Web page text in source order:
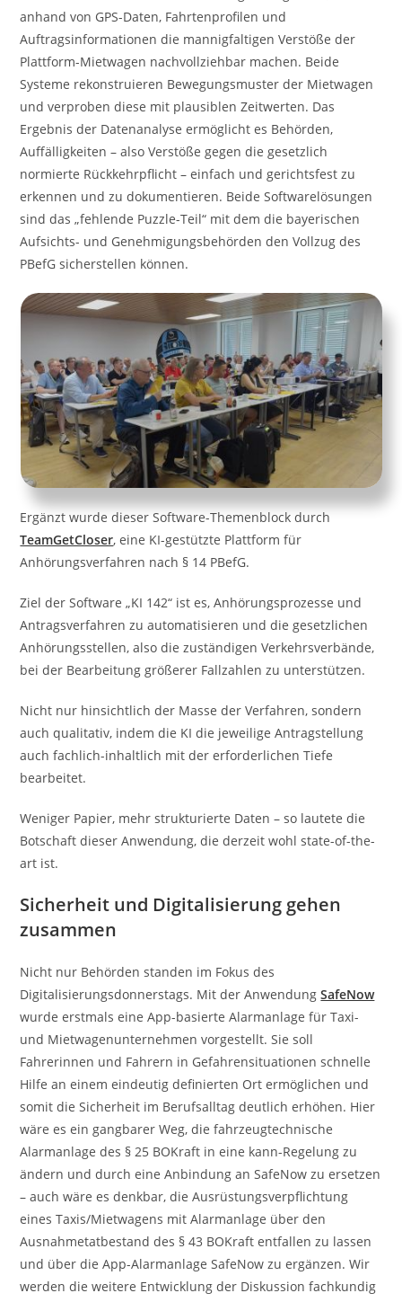
anhand von GPS-Daten, Fahrtenprofilen und
Auftragsinformationen die mannigfaltigen Verstöße der
Plattform-Mietwagen nachvollziehbar machen. Beide
Systeme rekonstruieren Bewegungsmuster der Mietwagen
und verproben diese mit plausiblen Zeitwerten. Das
Ergebnis der Datenanalyse ermöglicht es Behörden,
Auffälligkeiten – also Verstöße gegen die gesetzlich
normierte Rückkehrpflicht – einfach und gerichtsfest zu
erkennen und zu dokumentieren. Beide Softwarelösungen
sind das „fehlende Puzzle-Teil“ mit dem die bayerischen
Aufsichts- und Genehmigungsbehörden den Vollzug des
PBefG sicherstellen können.
Ergänzt wurde dieser Software-Themenblock durch
TeamGetCloser, eine KI-gestützte Plattform für
Anhörungsverfahren nach § 14 PBefG.
Ziel der Software „KI 142“ ist es, Anhörungsprozesse und
Antragsverfahren zu automatisieren und die gesetzlichen
Anhörungsstellen, also die zuständigen Verkehrsverbände,
bei der Bearbeitung größerer Fallzahlen zu unterstützen.
Nicht nur hinsichtlich der Masse der Verfahren, sondern
auch qualitativ, indem die KI die jeweilige Antragstellung
auch fachlich-inhaltlich mit der erforderlichen Tiefe
bearbeitet.
Weniger Papier, mehr strukturierte Daten – so lautete die
Botschaft dieser Anwendung, die derzeit wohl state-of-the-
art ist.
Sicherheit und Digitalisierung gehen
zusammen
Nicht nur Behörden standen im Fokus des
Digitalisierungsdonnerstags. Mit der AnwendungSafeNow
wurde erstmals eine App-basierte Alarmanlage für Taxi-
und Mietwagenunternehmen vorgestellt. Sie soll
Fahrerinnen und Fahrern in Gefahrensituationen schnelle
Hilfe an einem eindeutig definierten Ort ermöglichen und
somit die Sicherheit im Berufsalltag deutlich erhöhen. Hier
wäre es ein gangbarer Weg, die fahrzeugtechnische
Alarmanlage des § 25 BOKraft in eine kann-Regelung zu
ändern und durch eine Anbindung an SafeNow zu ersetzen
– auch wäre es denkbar, die Ausrüstungsverpflichtung
eines Taxis/Mietwagens mit Alarmanlage über den
Ausnahmetatbestand des § 43 BOKraft entfallen zu lassen
und über die App-Alarmanlage SafeNow zu ergänzen. Wir
werden die weitere Entwicklung der Diskussion fachkundig